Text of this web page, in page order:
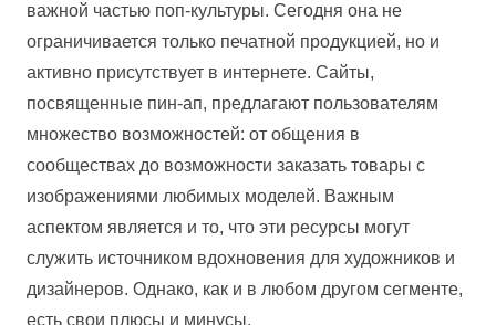
важной частью поп-культуры. Сегодня она не
ограничивается только печатной продукцией, но и
активно присутствует в интернете. Сайты,
посвященные пин-ап, предлагают пользователям
множество возможностей: от общения в
сообществах до возможности заказать товары с
изображениями любимых моделей. Важным
аспектом является и то, что эти ресурсы могут
служить источником вдохновения для художников и
дизайнеров. Однако, как и в любом другом сегменте,
есть свои плюсы и минусы.